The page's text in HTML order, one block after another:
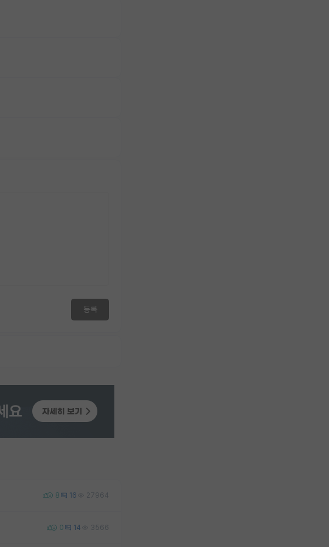
등록
8 16 27964
0 14 3566